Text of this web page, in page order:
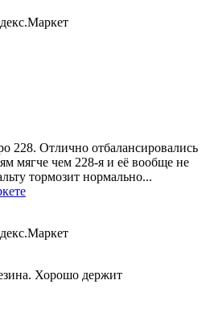
228. Отлично отбалансировались
мягче чем 228-я и её вообще не
тормозит нормально...
Хорошо держит